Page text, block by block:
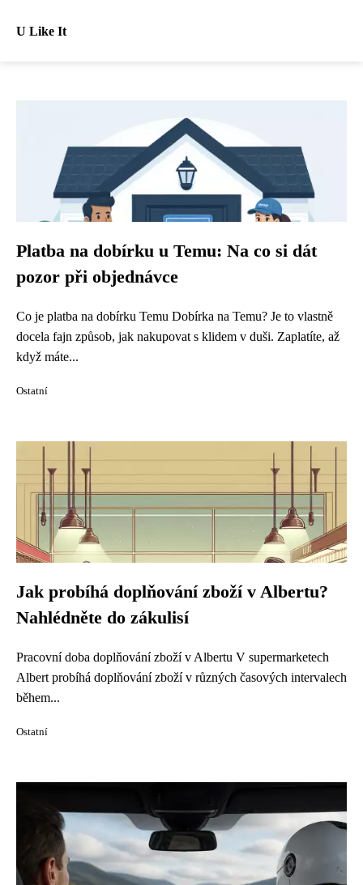
U Like It
Platba na dobírku u Temu: Na co si dát
pozor při objednávce
Co je platba na dobírku Temu Dobírka na Temu? Je to vlastně
docela fajn způsob, jak nakupovat s klidem v duši. Zaplatíte, až
když máte...
Ostatní
Jak probíhá doplňování zboží v Albertu?
Nahlédněte do zákulisí
Pracovní doba doplňování zboží v Albertu V supermarketech
Albert probíhá doplňování zboží v různých časových intervalech
během...
Ostatní